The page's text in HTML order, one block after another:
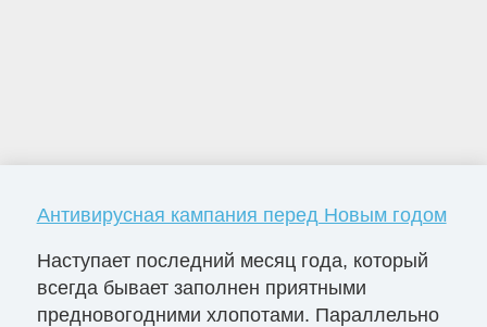
Антивирусная кампания перед Новым годом
Наступает последний месяц года, который
всегда бывает заполнен приятными
предновогодними хлопотами. Параллельно